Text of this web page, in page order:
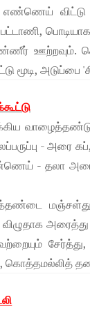
எண்ணெய் விட்டு
ஊற்றவும்.
மூடி, அடுப்பை
- அரை
- தலா
கொத்தமல்லித்